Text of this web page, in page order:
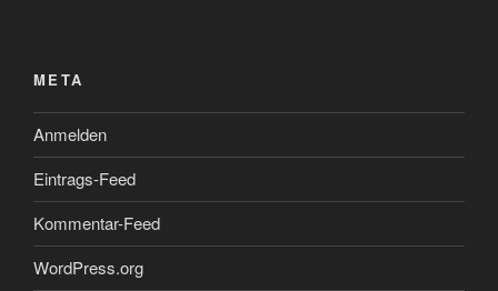
META
Anmelden
Eintrags-Feed
Kommentar-Feed
WordPress.org